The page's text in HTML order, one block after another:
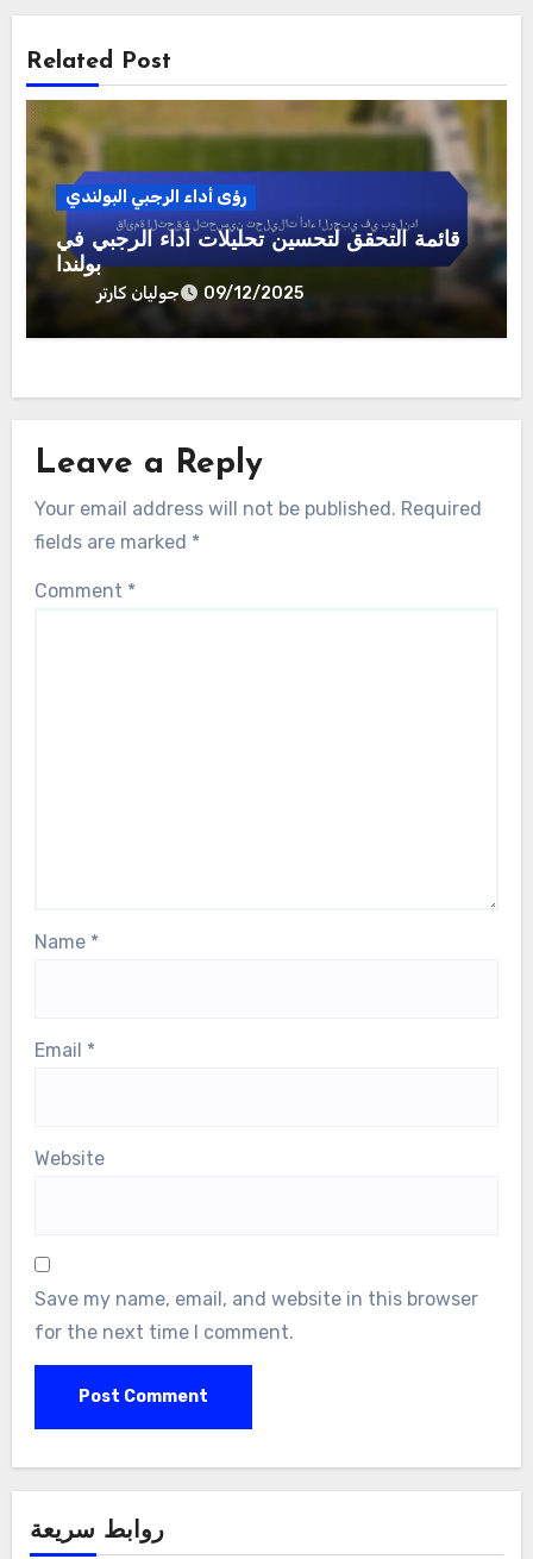
Related Post
رؤى أداء الرجبي البولندي
قائمة التحقق لتحسين تحليلات أداء الرجبي في
بولندا
جوليان كارتر 09/12/2025
Leave a Reply
Your email address will not be published. Required
fields are marked *
Comment *
Name *
Email *
Website
Save my name, email, and website in this browser
for the next time I comment.
روابط سريعة